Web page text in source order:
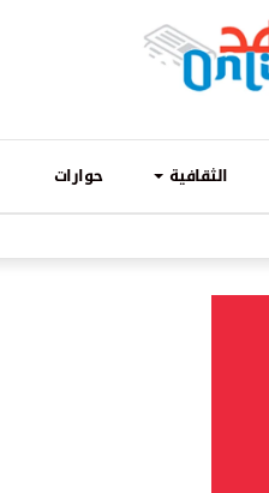
الثقافية حوارات